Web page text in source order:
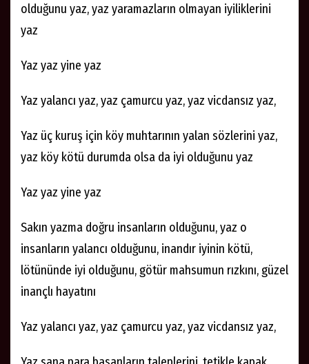
olduğunu yaz, yaz yaramazların olmayan iyiliklerini
yaz
Yaz yaz yine yaz
Yaz yalancı yaz, yaz çamurcu yaz, yaz vicdansız yaz,
Yaz üç kuruş için köy muhtarının yalan sözlerini yaz,
yaz köy kötü durumda olsa da iyi olduğunu yaz
Yaz yaz yine yaz
Sakın yazma doğru insanların olduğunu, yaz o
insanların yalancı olduğunu, inandır iyinin kötü,
lötününde iyi olduğunu, götür mahsumun rızkını, güzel
inançlı hayatını
Yaz yalancı yaz, yaz çamurcu yaz, yaz vicdansız yaz,